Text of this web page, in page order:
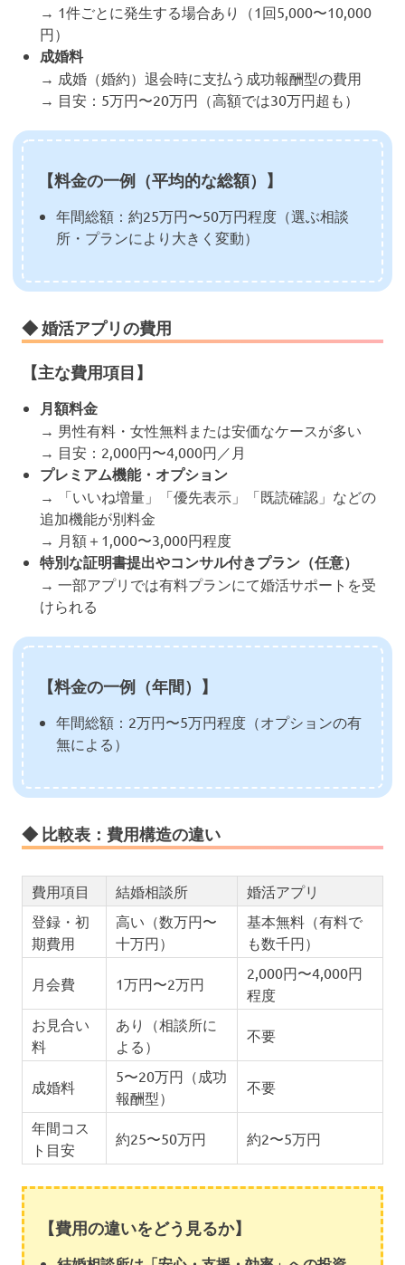
→ 1件ごとに発生する場合あり（1回5,000〜10,000
円）
成婚料
→ 成婚（婚約）退会時に支払う成功報酬型の費用
→ 目安：5万円〜20万円（高額では30万円超も）
【料金の一例（平均的な総額）】
年間総額：約25万円〜50万円程度（選ぶ相談
所・プランにより大きく変動）
◆ 婚活アプリの費用
【主な費用項目】
月額料金
→ 男性有料・女性無料または安価なケースが多い
→ 目安：2,000円〜4,000円／月
プレミアム機能・オプション
→ 「いいね増量」「優先表示」「既読確認」などの
追加機能が別料金
→ 月額＋1,000〜3,000円程度
特別な証明書提出やコンサル付きプラン（任意）
→ 一部アプリでは有料プランにて婚活サポートを受
けられる
【料金の一例（年間）】
年間総額：2万円〜5万円程度（オプションの有
無による）
◆ 比較表：費用構造の違い
費用項目 結婚相談所
婚活アプリ
登録・初
期費用
高い（数万円〜
十万円）
基本無料（有料で
も数千円）
月会費 1万円〜2万円
2,000円〜4,000円
程度
お見合い
料
あり（相談所に
よる）
不要
成婚料
5〜20万円（成功
報酬型）
不要
年間コス
ト目安
約25〜50万円 約2〜5万円
【費用の違いをどう見るか】